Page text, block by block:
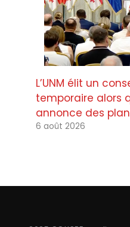
L’UNM élit un
temporaire alors
annonce des
6 août 2026